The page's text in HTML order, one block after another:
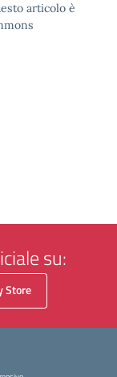
articolo è
su:
Store